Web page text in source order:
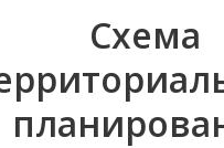
Схема